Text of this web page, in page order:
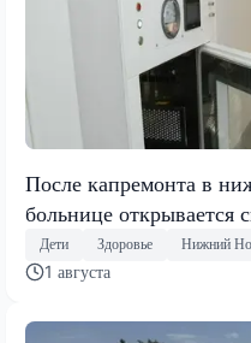
После капремонта в
больнице открывается
Дети Здоровье Нижний
1 августа